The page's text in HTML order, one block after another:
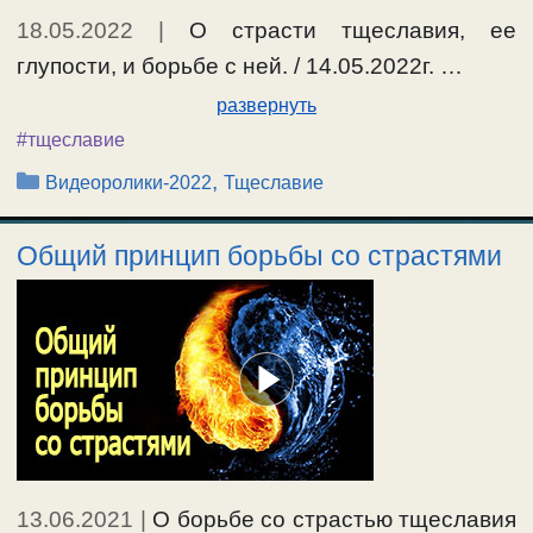
18.05.2022
О страсти тщеславия, ее
глупости, и борьбе с ней. / 14.05.2022г. …
развернуть
#тщеславие
Рубрики
Видеоролики-2022,Тщеславие
Общий принцип борьбы со страстями
13.06.2021 О борьбе со страстью тщеславия